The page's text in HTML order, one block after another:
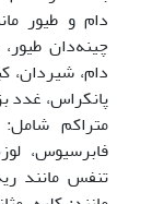
دام و طیور
چینه‌دان
دام، شیردان،
پانکراس، غدد
متراکم
فابرسیوس،
تنفس مانند